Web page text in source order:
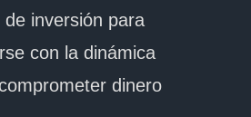
de inversión para
con la dinámica
dinero